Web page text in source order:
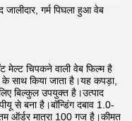
गर्म पिघला हुआ वेब
मेल्ट चिपकने वाली वेब फिल्म है
साथ किया जाता है।यह कपड़ा,
बिल्कुल उपयुक्त है।उत्पाद
से बना है।बॉन्डिंग दबाव 1.0-
ऑर्डर मात्रा 100 गज है।कीमत